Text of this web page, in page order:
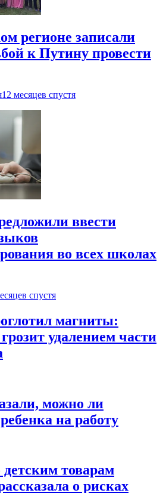
регионе записали
к Путину провести
12 месяцев спустя
ввести
во всех школах
спустя
магниты:
удалением части
можно ли
на работу
товарам
о рисках